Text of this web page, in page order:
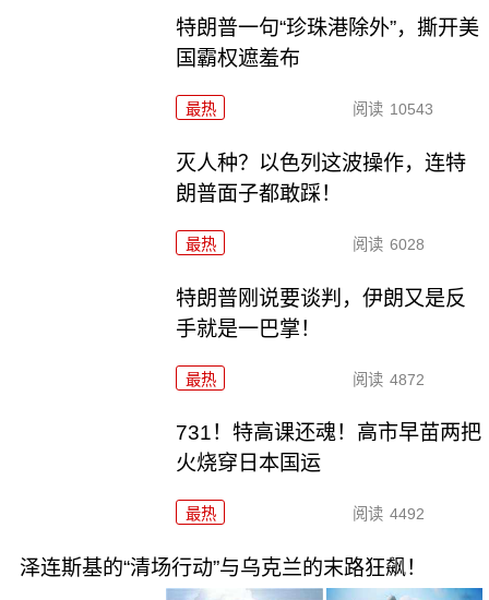
特朗普一句“珍珠港除外”，撕开美
国霸权遮羞布
最热 阅读 10543
灭人种？以色列这波操作，连特
朗普面子都敢踩！
最热 阅读 6028
特朗普刚说要谈判，伊朗又是反
手就是一巴掌！
最热 阅读 4872
731！特高课还魂！高市早苗两把
火烧穿日本国运
最热 阅读 4492
泽连斯基的“清场行动”与乌克兰的末路狂飙！